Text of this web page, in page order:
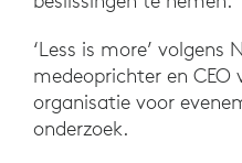
‘Less is more’ volgens
medeoprichter en CEO
organisatie voor
onderzoek.